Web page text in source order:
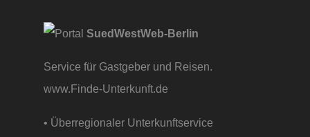
SuedWestWeb-Berlin
Service für Gastgeber und Reisen.
www.Finde-Unterkunft.de
• Überregionaler Unterkunftservice